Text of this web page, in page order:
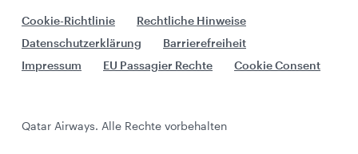
Cookie-Richtlinie
Rechtliche Hinweise
Datenschutzerklärung
Barrierefreiheit
Impressum
EU Passagier Rechte Cookie Consent
Qatar Airways. Alle Rechte vorbehalten